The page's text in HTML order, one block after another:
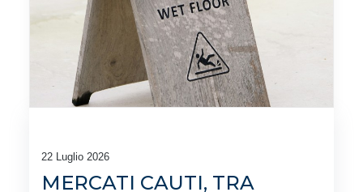
22 Luglio 2026
MERCATI CAUTI, TRA